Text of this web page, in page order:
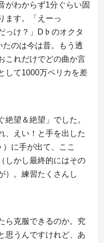
がわからず1分ぐらい固
ます。「えーっ
っけ？」D♭のオクタ
のは今は昔。もう透
これだけでどの曲か言
して1000万ペリカを差
絶望＆絶望」でした。
、えい！と手を出した
に手が出て、ここ
しかし最終的にはその
）。練習たくさんし
ら克服できるのか。究
思うんですけれど、あ